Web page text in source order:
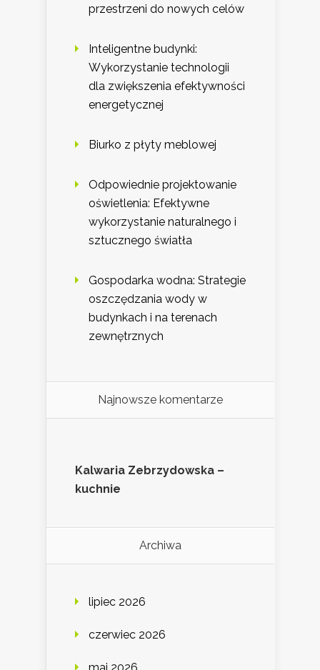
przestrzeni do nowych celów
Inteligentne budynki:
Wykorzystanie technologii
dla zwiększenia efektywności
energetycznej
Biurko z płyty meblowej
Odpowiednie projektowanie
oświetlenia: Efektywne
wykorzystanie naturalnego i
sztucznego światła
Gospodarka wodna: Strategie
oszczędzania wody w
budynkach i na terenach
zewnętrznych
Najnowsze komentarze
Kalwaria Zebrzydowska –
kuchnie
Archiwa
lipiec 2026
czerwiec 2026